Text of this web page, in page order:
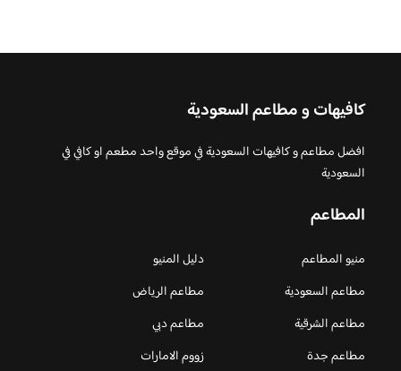
كافيهات و مطاعم السعودية
افضل مطاعم و كافيهات السعودية في موقع واحد مطعم او كافي في
السعودية
المطاعم
منيو المطاعم
دليل المنيو
مطاعم السعودية
مطاعم الرياض
مطاعم الشرقية
مطاعم دبي
مطاعم جدة
زووم الامارات